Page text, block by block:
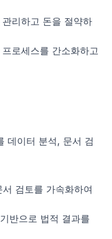
리하고 돈을 절약하
로세스를 간소화하고
데이터 분석, 문서 검
검토를 가속화하여
반으로 법적 결과를